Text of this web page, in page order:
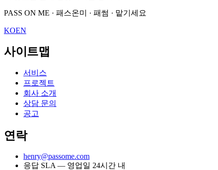
PASS ON ME · 패스온미 · 패썸 · 맡기세요
KOEN
사이트맵
서비스
프로젝트
회사 소개
상담 문의
공고
연락
henry@passome.com
응답 SLA — 영업일 24시간 내